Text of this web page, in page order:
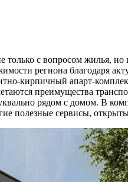
с вопросом жилья,
региона благодаря
кирпичный апарт-
преимущества
рядом с домом. В
полезные сервисы,